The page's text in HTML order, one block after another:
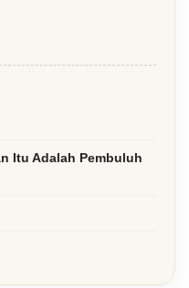
Itu Adalah Pembuluh